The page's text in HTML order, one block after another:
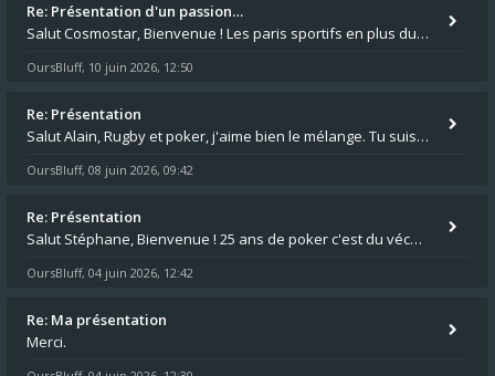
Re: Présentation d'un passion…
Salut Cosmostar, Bienvenue ! Les paris sportifs en plus du poker, c'est ce que je fais aussi. Surtout la NBA, je mise su
OursBluff, 10 juin 2026, 12:50
Re: Présentation
Salut Alain, Rugby et poker, j'aime bien le mélange. Tu suis le rugby du coin ? Moi j'essaie d'aller voir des matchs de
OursBluff, 08 juin 2026, 09:42
Re: Présentation
Salut Stéphane, Bienvenue ! 25 ans de poker c'est du vécu quand même. Moi je suis relativementnouveau (2018) mais j'ai a
OursBluff, 04 juin 2026, 12:42
Re: Ma présentation
Merci.